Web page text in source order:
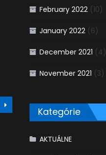
February 2022 (10)
January 2022 (6)
December 2021 (4)
November 2021 (3)
Kategórie
AKTUÁLNE